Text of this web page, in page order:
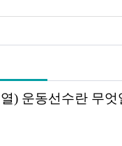
) 운동선수란 무엇